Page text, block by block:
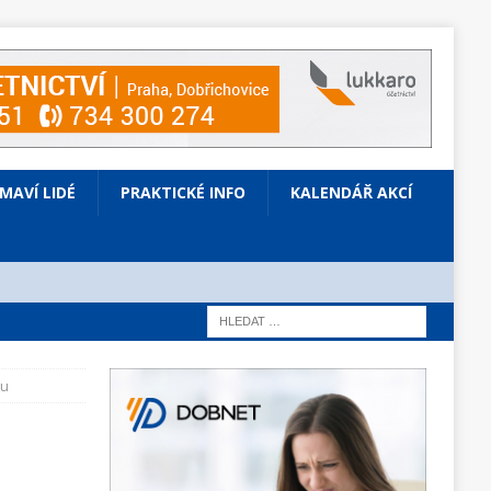
LIDÉ PRAKTICKÉ INFO KALENDÁŘ AKCÍ